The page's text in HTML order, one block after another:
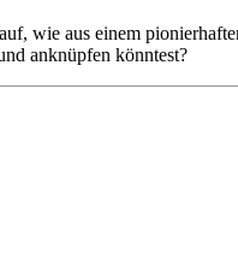
wie aus einem
anknüpfen könntest?